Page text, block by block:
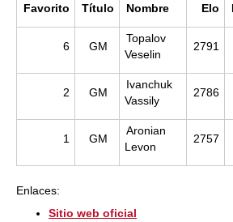
Favorito Título Nombre Elo
6 GM
Topalov
Veselin
2791
2 GM
Ivanchuk
Vassily
2786
1 GM
Aronian
Levon
2757
Enlaces:
Sitio web oficial